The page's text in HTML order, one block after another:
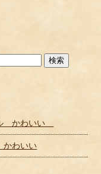
かわいい
わいい